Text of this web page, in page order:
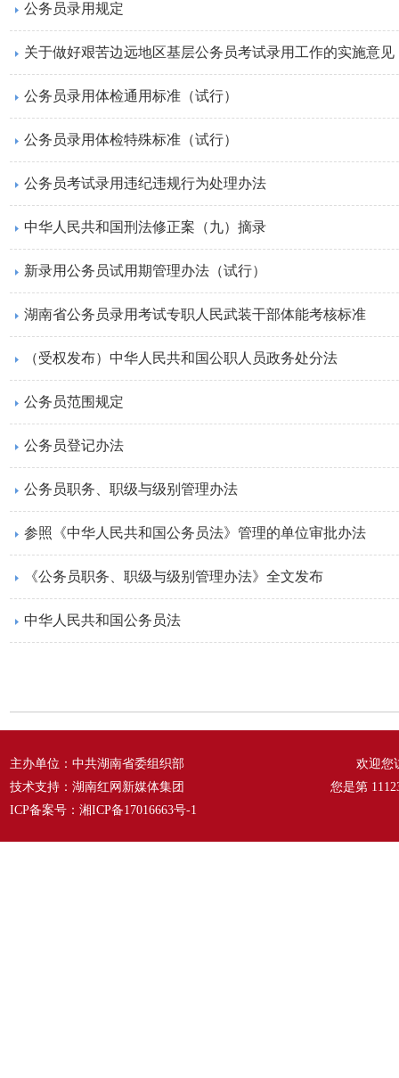
公务员录用规定
关于做好艰苦边远地区基层公务员考试录用工作的实施意见
公务员录用体检通用标准（试行）
公务员录用体检特殊标准（试行）
公务员考试录用违纪违规行为处理办法
中华人民共和国刑法修正案（九）摘录
新录用公务员试用期管理办法（试行）
湖南省公务员录用考试专职人民武装干部体能考核标准
（受权发布）中华人民共和国公职人员政务处分法
公务员范围规定
公务员登记办法
公务员职务、职级与级别管理办法
参照《中华人民共和国公务员法》管理的单位审批办法
《公务员职务、职级与级别管理办法》全文发布
中华人民共和国公务员法
主办单位：中共湖南省委组织部
技术支持：湖南红网新媒体集团
ICP备案号： 湘ICP备17016663号-1
欢迎您
您是第